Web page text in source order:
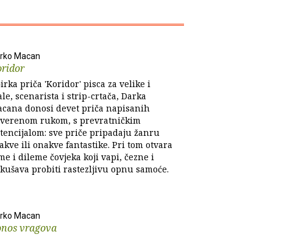
Macan
priča 'Koridor' pisca za velike i
scenarista i strip-crtača, Darka
donosi devet priča napisanih
rukom, s prevratničkim
sve priče pripadaju žanru
ili onakve fantastike. Pri tom otvara
i dileme čovjeka koji vapi, čezne i
probiti rastezljivu opnu samoće.
Macan
vragova